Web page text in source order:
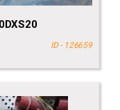
ID - 126659